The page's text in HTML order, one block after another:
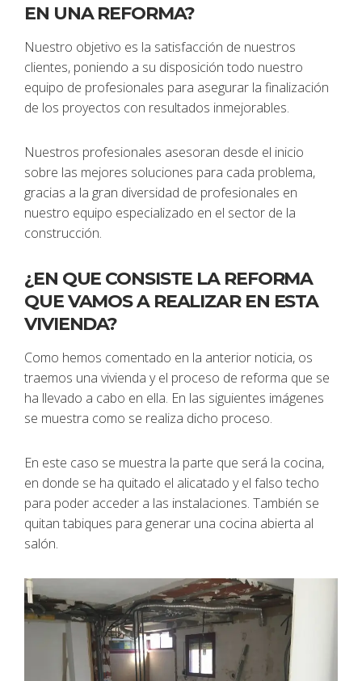
EN UNA REFORMA?
Nuestro objetivo es la satisfacción de nuestros
clientes, poniendo a su disposición todo nuestro
equipo de profesionales para asegurar la finalización
de los proyectos con resultados inmejorables.
Nuestros profesionales asesoran desde el inicio
sobre las mejores soluciones para cada problema,
gracias a la gran diversidad de profesionales en
nuestro equipo especializado en el sector de la
construcción.
¿EN QUE CONSISTE LA REFORMA
QUE VAMOS A REALIZAR EN ESTA
VIVIENDA?
Como hemos comentado en la anterior noticia, os
traemos una vivienda y el proceso de reforma que se
ha llevado a cabo en ella. En las siguientes imágenes
se muestra como se realiza dicho proceso.
En este caso se muestra la parte que será la cocina,
en donde se ha quitado el alicatado y el falso techo
para poder acceder a las instalaciones. También se
quitan tabiques para generar una cocina abierta al
salón.